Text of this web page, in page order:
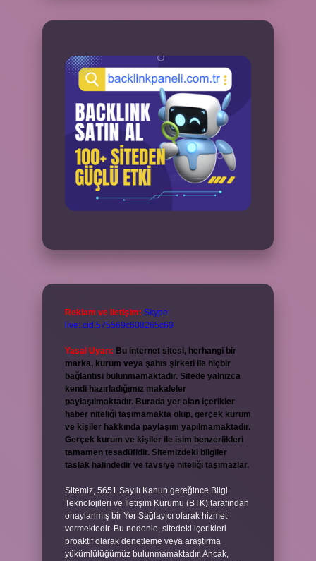
Reklam ve İletişim: Skype:
live:.cid.575569c608265c69
Yasal Uyarı: Bu internet sitesi, herhangi bir
marka, kurum veya şahıs şirketi ile hiçbir
bağlantısı bulunmamaktadır. Sitede yalnızca
kendi hazırladığımız makaleler
paylaşılmaktadır. Burada yer alan içerikler
haber niteliği taşımamakta olup, gerçek kurum
ve kişiler hakkında paylaşım yapılmamaktadır.
Gerçek kurum ve kişiler ile isim benzerlikleri
tamamen tesadüfidir. Sitemizdeki bilgiler
taslak halindedir ve tavsiye niteliği taşımazlar.
Sitemiz, 5651 Sayılı Kanun gereğince Bilgi
Teknolojileri ve İletişim Kurumu (BTK) tarafından
onaylanmış bir Yer Sağlayıcı olarak hizmet
vermektedir. Bu nedenle, sitedeki içerikleri
proaktif olarak denetleme veya araştırma
yükümlülüğümüz bulunmamaktadır. Ancak,